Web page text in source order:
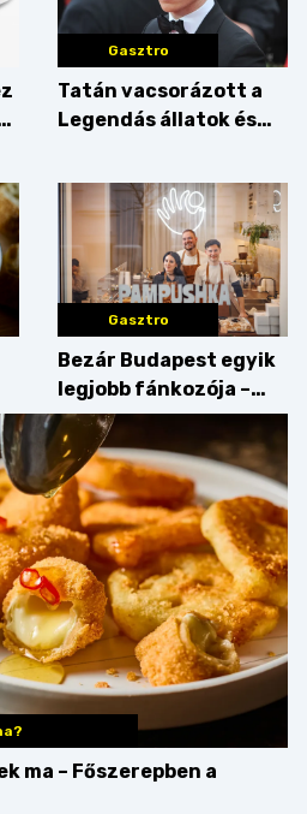
Gasztro
Tatán vacsorázott a
Legendás állatok és
Gasztro
Bezár Budapest egyik
legjobb fánkozója –
búcsúzik a Pampushka
ma – Főszerepben a